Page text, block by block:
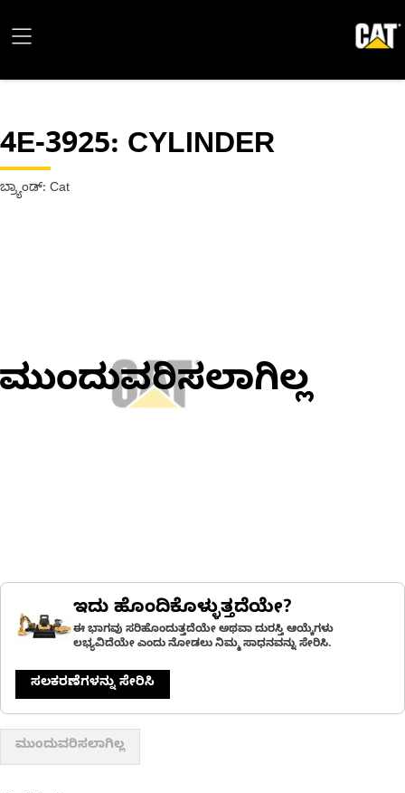
4E-3925: CYLINDER
ಬ್ರ್ಯಾಂಡ್: Cat
ಮುಂದುವರಿಸಲಾಗಿಲ್ಲ
ಇದು ಹೊಂದಿಕೊಳ್ಳುತ್ತದೆಯೇ?
ಈ ಭಾಗವು ಸರಿಹೊಂದುತ್ತದೆಯೇ ಅಥವಾ ದುರಸ್ತಿ ಆಯ್ಕೆಗಳು
ಲಭ್ಯವಿದೆಯೇ ಎಂದು ನೋಡಲು ನಿಮ್ಮ ಸಾಧನವನ್ನು ಸೇರಿಸಿ.
ಸಲಕರಣೆಗಳನ್ನು ಸೇರಿಸಿ
ಮುಂದುವರಿಸಲಾಗಿಲ್ಲ